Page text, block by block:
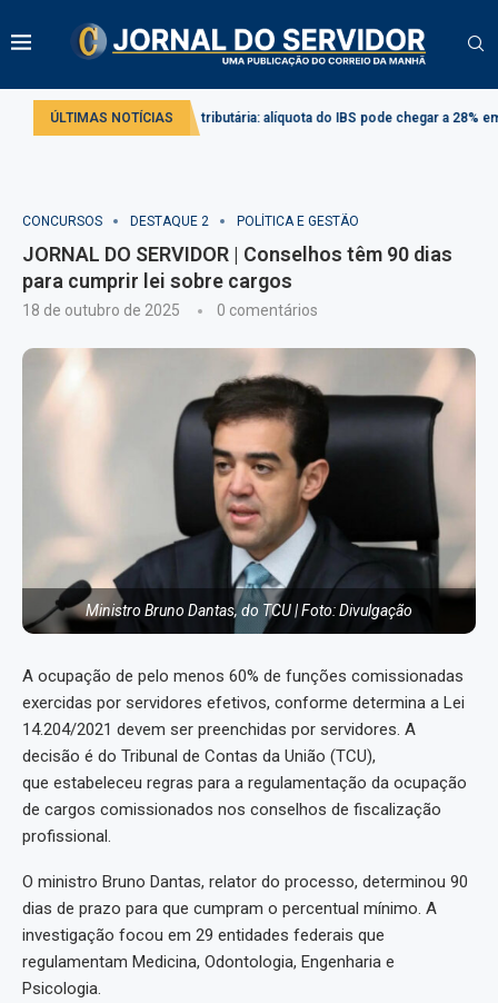
ÚLTIMAS NOTÍCIAS
Reforma tributária: alíquota do IBS pode chegar a 28% em 2033
CONCURSOS DESTAQUE 2 POLÍTICA E GESTÃO
JORNAL DO SERVIDOR | Conselhos têm 90 dias
para cumprir lei sobre cargos
18 de outubro de 2025 0 comentários
Ministro Bruno Dantas, do TCU | Foto: Divulgação
A ocupação de pelo menos 60% de funções comissionadas
exercidas por servidores efetivos, conforme determina a Lei
14.204/2021 devem ser preenchidas por servidores. A
decisão é do Tribunal de Contas da União (TCU),
que estabeleceu regras para a regulamentação da ocupação
de cargos comissionados nos conselhos de fiscalização
profissional.
O ministro Bruno Dantas, relator do processo, determinou 90
dias de prazo para que cumpram o percentual mínimo. A
investigação focou em 29 entidades federais que
regulamentam Medicina, Odontologia, Engenharia e
Psicologia.